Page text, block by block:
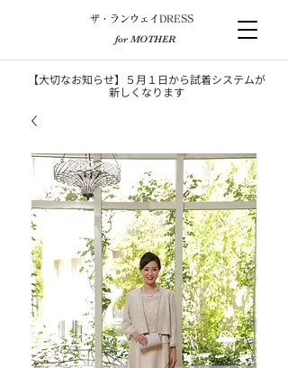
​ザ・ランウェイDRESS
for MOTHER
【大切なお知らせ】５月１日から試着システムが
新しくなります